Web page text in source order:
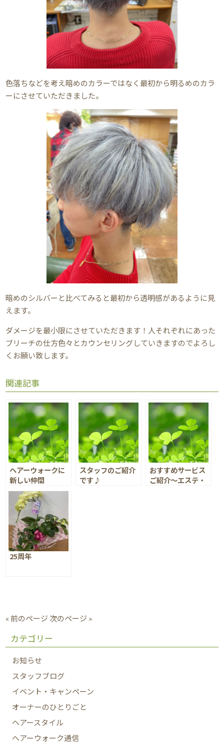
色落ちなどを考え暗めのカラーではなく最初から明るめのカラ
ーにさせていただきました。
暗めのシルバーと比べてみると最初から透明感があるように見
えます。
ダメージを最小限にさせていただきます！人それぞれにあった
ブリーチの仕方色々とカウンセリングしていきますのでよろし
くお願い致します。
関連記事
ヘアーウォークに
新しい仲間
スタッフのご紹介
です♪
おすすめサービス
ご紹介～エステ・
25周年
« 前のページ 次のページ »
カテゴリー
お知らせ
スタッフブログ
イベント・キャンペーン
オーナーのひとりごと
ヘアースタイル
ヘアーウォーク通信